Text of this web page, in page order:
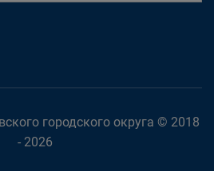
городского округа © 2018
- 2026